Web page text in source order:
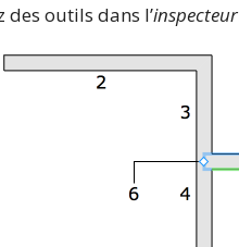
des outils dans l’inspecteur